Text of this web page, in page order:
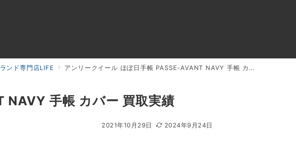
ンド専門店LIFE アンリークイール ほぼ日手帳 PASSE-AVANT NAVY 手帳 カバー 買取実績
NAVY 手帳 カバー 買取実績
2021年10月29日 2024年9月24日